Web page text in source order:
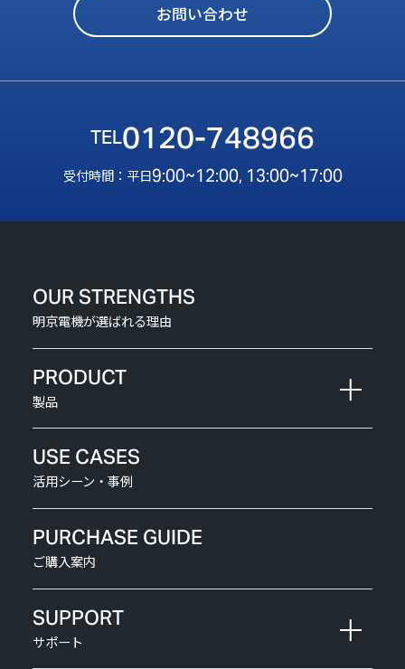
お問い合わせ
0120-748966
受付時間：平日9:00~12:00, 13:00~17:00
OUR STRENGTHS
明京電機が選ばれる理由
PRODUCT
製品
USE CASES
活用シーン・事例
PURCHASE GUIDE
ご購入案内
SUPPORT
サポート